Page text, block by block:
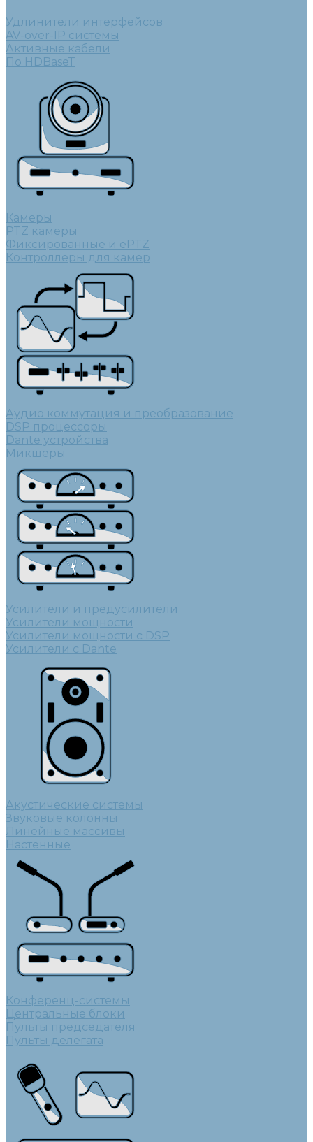
Удлинители интерфейсов
AV-over-IP системы
Активные кабели
По HDBaseT
Камеры
PTZ камеры
Фиксированные и ePTZ
Контроллеры для камер
Аудио коммутация и преобразование
DSP процессоры
Dante устройства
Микшеры
Усилители и предусилители
Усилители мощности
Усилители мощности с DSP
Усилители с Dante
Акустические системы
Звуковые колонны
Линейные массивы
Настенные
Конференц-системы
Центральные блоки
Пульты председателя
Пульты делегата